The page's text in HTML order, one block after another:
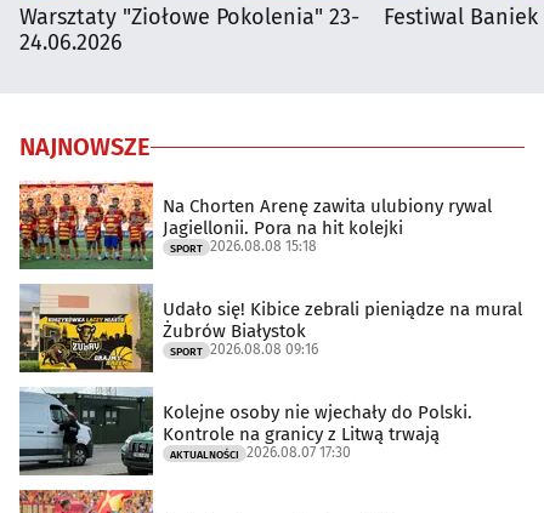
Warsztaty "Ziołowe Pokolenia" 23-
24.06.2026
Festiwal
NAJNOWSZE
Na Chorten Arenę zawita ulubiony rywal
Jagiellonii. Pora na hit kolejki
SPORT 2026.08.08 15:18
Udało się! Kibice zebrali pieniądze na mural
Żubrów Białystok
SPORT 2026.08.08 09:16
Kolejne osoby nie wjechały do Polski.
Kontrole na granicy z Litwą trwają
AKTUALNOŚCI 2026.08.07 17:30